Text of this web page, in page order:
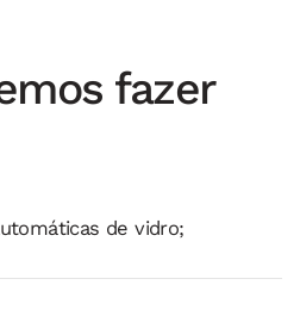
fazer
de vidro;